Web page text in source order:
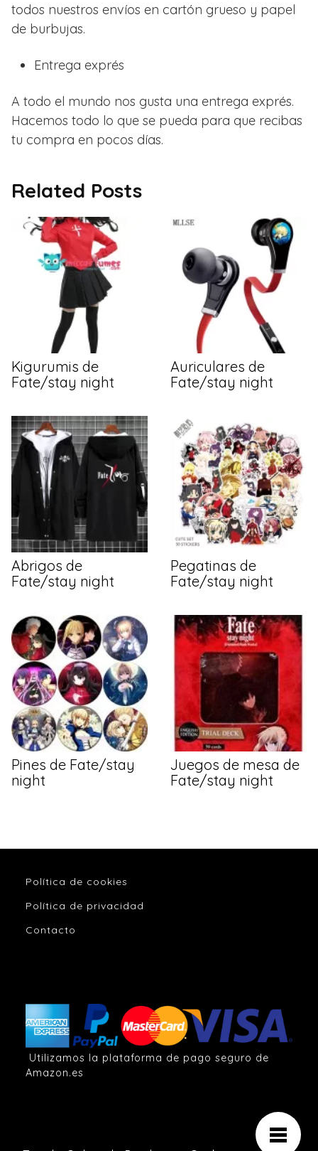
todos nuestros envíos en cartón grueso y papel
de burbujas.
Entrega exprés
A todo el mundo nos gusta una entrega exprés.
Hacemos todo lo que se pueda para que recibas
tu compra en pocos días.
Related Posts
Kigurumis de
Fate/stay night
Auriculares de
Fate/stay night
Abrigos de
Fate/stay night
Pegatinas de
Fate/stay night
Pines de Fate/stay
night
Juegos de mesa de
Fate/stay night
Política de cookies
Política de privacidad
Contacto
Utilizamos la plataforma de pago seguro de
Amazon.es